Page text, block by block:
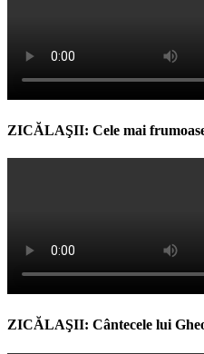
ZICĂLAŞII: Cele mai
ZICĂLAŞII: Cântecele lui